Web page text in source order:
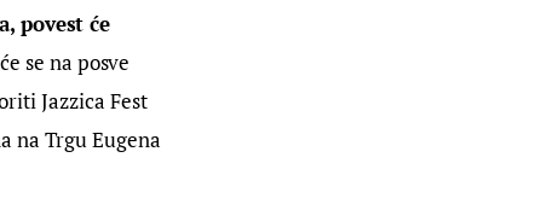
povest će
se na posve
Jazzica Fest
na Trgu Eugena